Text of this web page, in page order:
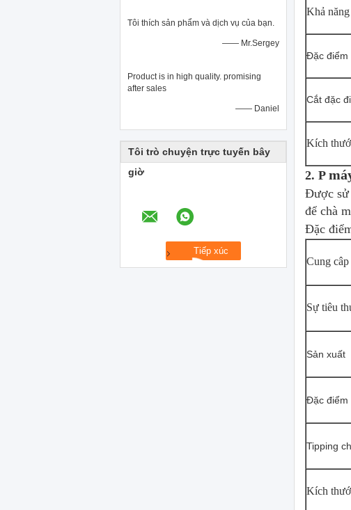
Tôi thích sản phẩm và dịch vụ của bạn.
—— Mr.Sergey
Product is in high quality. promising
after sales
—— Daniel
Tôi trò chuyện trực tuyến bây
giờ
Khả
Đặc điểm
Cắt đặc
Kích
2. P
Được sử
để chà
Đặc
Cung
Sự tiêu
Sản xuất
Đặc điểm
Tipping
Kích